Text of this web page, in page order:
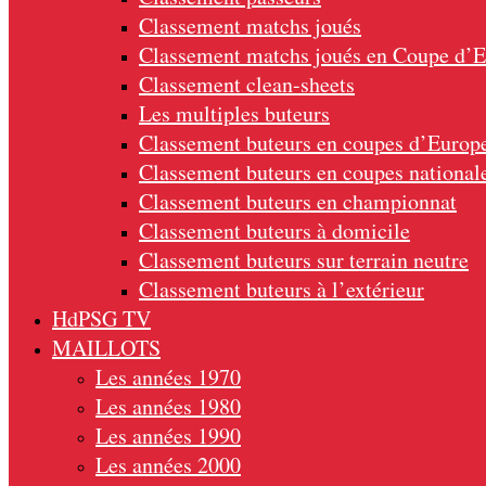
Classement matchs joués
Classement matchs joués en Coupe
Classement clean-sheets
Les multiples buteurs
Classement buteurs en coupes
Classement buteurs en coupes
Classement buteurs en championnat
Classement buteurs à domicile
Classement buteurs sur terrain neutre
Classement buteurs à l’extérieur
HdPSG TV
MAILLOTS
Les années 1970
Les années 1980
Les années 1990
Les années 2000